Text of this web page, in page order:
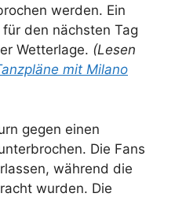
werden. Ein
den nächsten Tag
Wetterlage. (Lesen
mit Milano
gegen einen
Die Fans
während die
wurden. Die